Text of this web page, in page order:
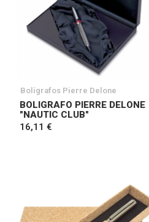
Bolígrafos Pierre Delone
BOLIGRAFO PIERRE DELONE
"NAUTIC CLUB"
16,11 €